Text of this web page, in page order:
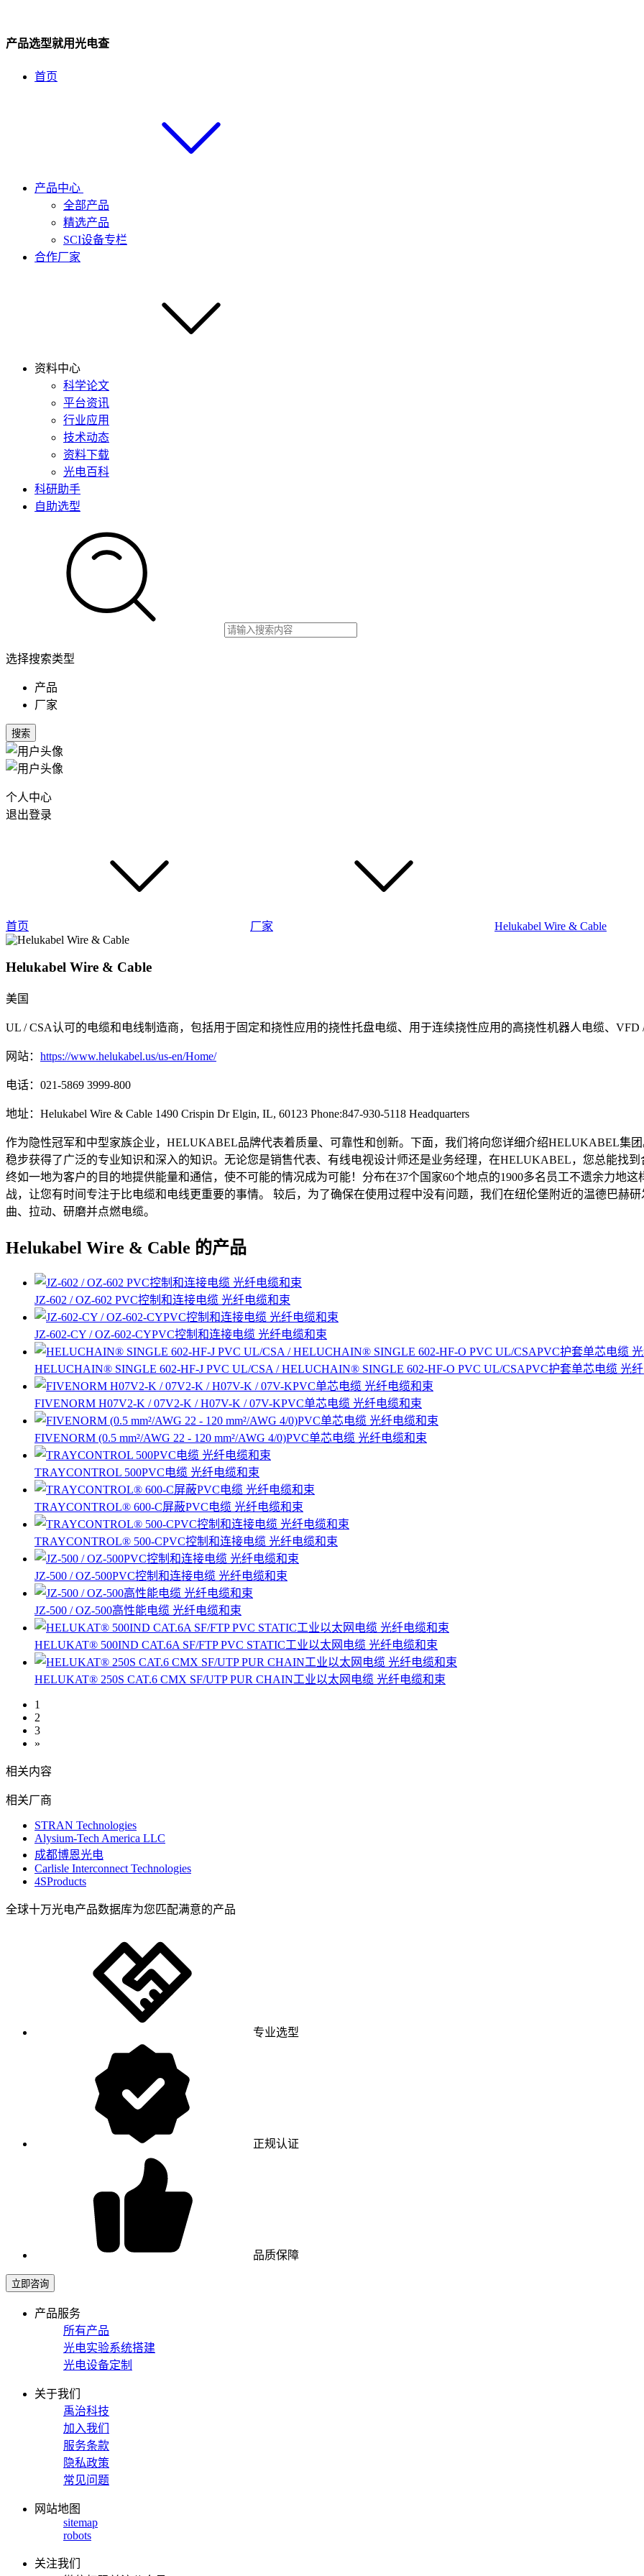
产品选型就用光电查
首页
产品中心
全部产品
精选产品
SCI设备专栏
合作厂家
资料中心
科学论文
平台资讯
行业应用
技术动态
资料下载
光电百科
科研助手
自助选型
选择搜索类型
产品
厂家
搜索
个人中心
退出登录
首页 厂家 Helukabel Wire & Cable
Helukabel Wire & Cable
美国
UL / CSA认可的电缆和电线制造商，包括用于固定和挠性应用的挠性托盘电缆、用于连续挠性应用的高挠性机器人电缆、VFD
网站： https://www.helukabel.us/us-en/Home/
电话： 021-5869 3999-800
地址： Helukabel Wire & Cable 1490 Crispin Dr Elgin, IL, 60123 Phone:847-930-5118 Headquarters
作为隐性冠军和中型家族企业，HELUKABEL品牌代表着质量、可靠性和创新。下面，我们将向您详细介绍HELUKABEL集
稳步获得了广泛的专业知识和深入的知识。无论您是销售代表、有线电视设计师还是业务经理，在HELUKABEL，您总能找
终如一地为客户的目的地提供能量和通信，使不可能的情况成为可能！分布在37个国家60个地点的1900多名员工不遗余力地
战，让您有时间专注于比电缆和电线更重要的事情。 较后，为了确保在使用过程中没有问题，我们在纽伦堡附近的温德巴赫
曲、拉动、研磨并点燃电缆。
Helukabel Wire & Cable 的产品
JZ-602 / OZ-602 PVC控制和连接电缆 光纤电缆和束
JZ-602-CY / OZ-602-CYPVC控制和连接电缆 光纤电缆和束
HELUCHAIN® SINGLE 602-HF-J PVC UL/CSA / HELUCHAIN® SINGLE 602-HF-O PVC UL/CSAPVC护套单芯电缆 光
FIVENORM H07V2-K / 07V2-K / H07V-K / 07V-KPVC单芯电缆 光纤电缆和束
FIVENORM (0.5 mm²/AWG 22 - 120 mm²/AWG 4/0)PVC单芯电缆 光纤电缆和束
TRAYCONTROL 500PVC电缆 光纤电缆和束
TRAYCONTROL® 600-C屏蔽PVC电缆 光纤电缆和束
TRAYCONTROL® 500-CPVC控制和连接电缆 光纤电缆和束
JZ-500 / OZ-500PVC控制和连接电缆 光纤电缆和束
JZ-500 / OZ-500高性能电缆 光纤电缆和束
HELUKAT® 500IND CAT.6A SF/FTP PVC STATIC工业以太网电缆 光纤电缆和束
HELUKAT® 250S CAT.6 CMX SF/UTP PUR CHAIN工业以太网电缆 光纤电缆和束
1
2
3
»
相关内容
相关厂商
STRAN Technologies
Alysium-Tech America LLC
成都博恩光电
Carlisle Interconnect Technologies
4SProducts
全球十万光电产品数据库为您匹配满意的产品
专业选型
正规认证
品质保障
立即咨询
产品服务
所有产品
光电实验系统搭建
光电设备定制
关于我们
禹治科技
加入我们
服务条款
隐私政策
常见问题
网站地图
sitemap
robots
关注我们